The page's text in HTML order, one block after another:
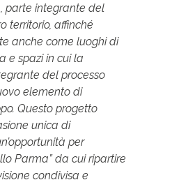
parte integrante del
territorio, affinché
anche come luoghi di
e spazi in cui la
del processo
elemento di
Questo progetto
unica di
per
Parma” da cui ripartire
condivisa e